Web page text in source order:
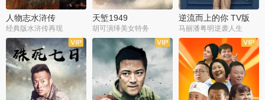
人物志水浒传
经典版水浒传再现
天堑1949
胡可演绎美女特务
逆流而上的你 TV版
马丽潘粤明逆袭人生
全34集
全21集 全35集